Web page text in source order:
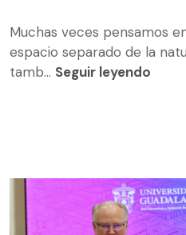
Muchas veces pensamos
espacio separado de la
tamb... Seguir leyendo